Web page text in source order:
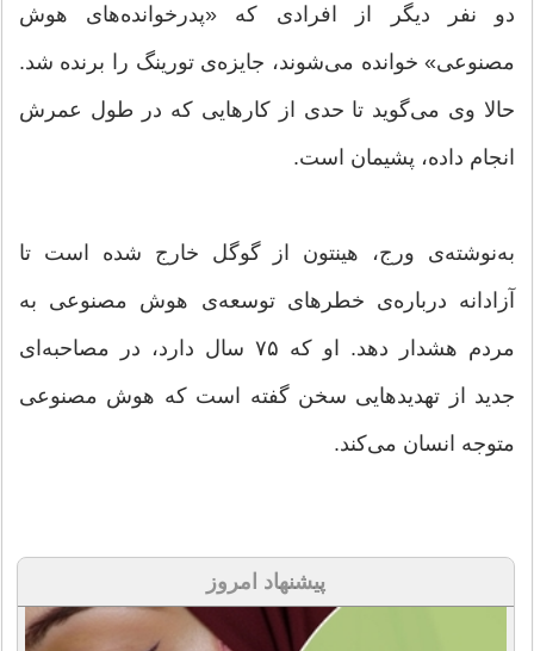
دو نفر دیگر از افرادی که «پدرخوانده‌های هوش
مصنوعی» خوانده می‌شوند، جایزه‌ی تورینگ را برنده شد.
حالا وی می‌گوید تا حدی از کارهایی که در طول عمرش
انجام داده، پشیمان است.
به‌نوشته‌ی ورج، هینتون از گوگل خارج شده است تا
آزادانه درباره‌ی خطرهای توسعه‌ی هوش مصنوعی به
مردم هشدار دهد. او که ۷۵ سال دارد، در مصاحبه‌ای
جدید از تهدیدهایی سخن گفته است که هوش مصنوعی
متوجه انسان می‌کند.
پیشنهاد امروز